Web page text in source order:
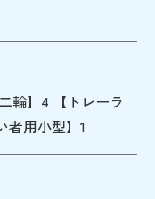
輪】4 【トレーラ
者用小型】1